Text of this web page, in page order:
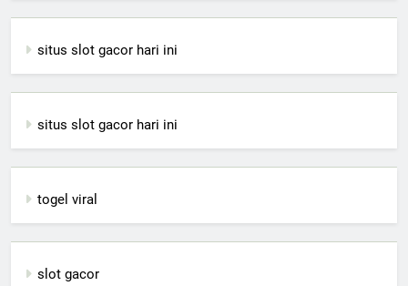
situs slot gacor hari ini
situs slot gacor hari ini
togel viral
slot gacor